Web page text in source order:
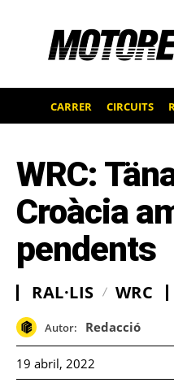
CARRER CIRCUITS
WRC:
Croàcia
pendents
RAL·LIS WRC
Autor: Redacció
19 abril, 2022